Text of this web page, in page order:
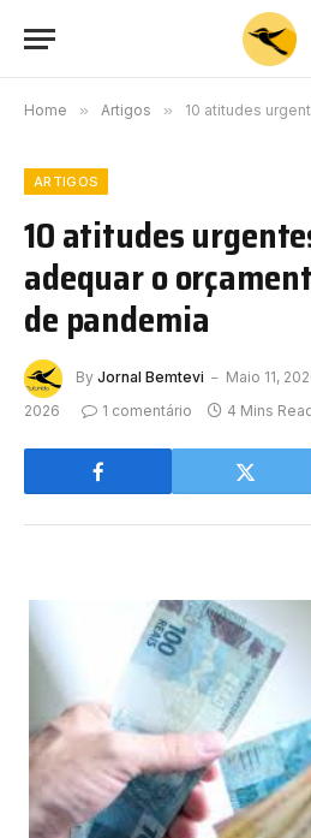
Home » Artigos » 10 atitudes urgentes para
ARTIGOS
10 atitudes
adequar o
de pandemia
By Jornal Bemtevi Maio 11,
2026
1 comentário 4 Mins